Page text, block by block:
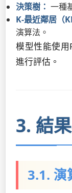
決策樹： 一種
K-最近鄰居（
演算法。
模型性能使
進行評估。
3. 結
3.1. 演